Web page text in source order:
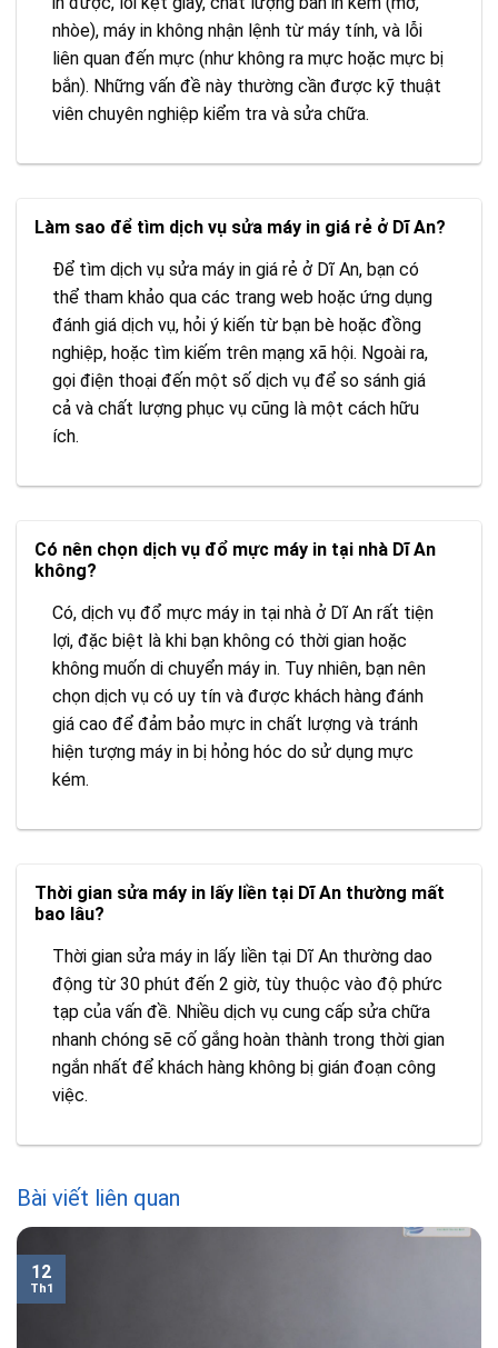
nhòe), máy in không nhận lệnh từ máy tính, và lỗi
liên quan đến mực (như không ra mực hoặc mực bị
bắn). Những vấn đề này thường cần được kỹ thuật
viên chuyên nghiệp kiểm tra và sửa chữa.
Làm sao để tìm dịch vụ sửa máy in giá rẻ ở Dĩ An?
Để tìm dịch vụ sửa máy in giá rẻ ở Dĩ An, bạn có
thể tham khảo qua các trang web hoặc ứng dụng
đánh giá dịch vụ, hỏi ý kiến từ bạn bè hoặc đồng
nghiệp, hoặc tìm kiếm trên mạng xã hội. Ngoài ra,
gọi điện thoại đến một số dịch vụ để so sánh giá
cả và chất lượng phục vụ cũng là một cách hữu
ích.
Có nên chọn dịch vụ đổ mực máy in tại nhà Dĩ An
không?
Có, dịch vụ đổ mực máy in tại nhà ở Dĩ An rất tiện
lợi, đặc biệt là khi bạn không có thời gian hoặc
không muốn di chuyển máy in. Tuy nhiên, bạn nên
chọn dịch vụ có uy tín và được khách hàng đánh
giá cao để đảm bảo mực in chất lượng và tránh
hiện tượng máy in bị hỏng hóc do sử dụng mực
kém.
Thời gian sửa máy in lấy liền tại Dĩ An thường mất
bao lâu?
Thời gian sửa máy in lấy liền tại Dĩ An thường dao
động từ 30 phút đến 2 giờ, tùy thuộc vào độ phức
tạp của vấn đề. Nhiều dịch vụ cung cấp sửa chữa
nhanh chóng sẽ cố gắng hoàn thành trong thời gian
ngắn nhất để khách hàng không bị gián đoạn công
việc.
Bài viết liên quan
12
Th1